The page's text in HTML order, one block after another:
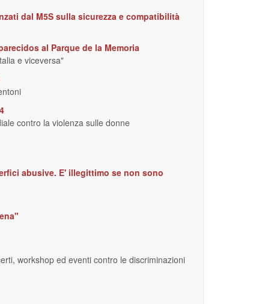
dal M5S sulla sicurezza e compatibilità
al Parque de la Memoria
e viceversa"
contro la violenza sulle donne
abusive. E' illegittimo se non sono
workshop ed eventi contro le discriminazioni